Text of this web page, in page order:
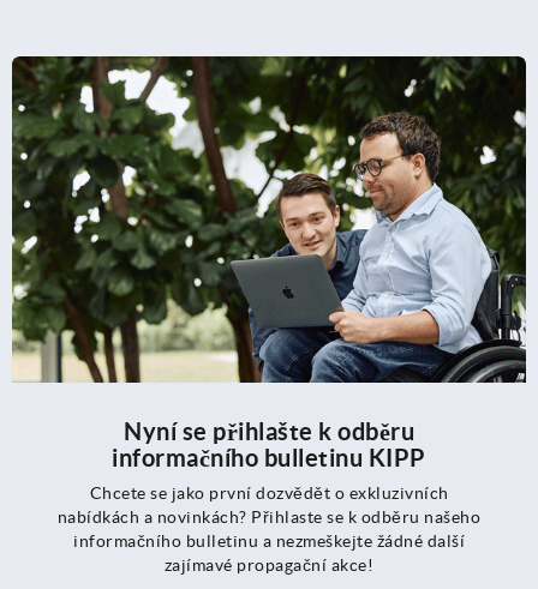
Nyní se přihlašte k odběru
informačního bulletinu KIPP
Chcete se jako první dozvědět o exkluzivních
nabídkách a novinkách? Přihlaste se k odběru našeho
informačního bulletinu a nezmeškejte žádné další
zajímavé propagační akce!